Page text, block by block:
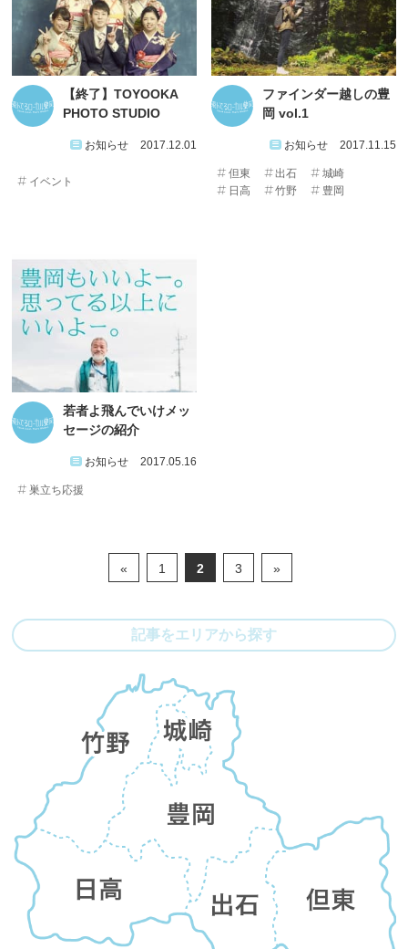
【終了】TOYOOKA
PHOTO STUDIO
お知らせ 2017.12.01
イベント
ファインダー越しの豊
岡 vol.1
お知らせ 2017.11.15
但東 出石
城崎
日高
竹野 豊岡
若者よ飛んでいけメッ
セージの紹介
お知らせ 2017.05.16
巣立ち応援
« 1 2 3 »
記事をエリアから探す